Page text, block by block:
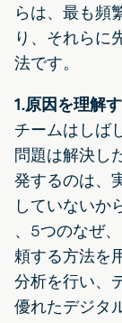
らは、最も頻
り、それらに
法です。
1.原因を理解
チームはしば
問題は解決し
発するのは、
していないか
、5つのなぜ
頼する方法を
分析を行い、
優れたデジタ